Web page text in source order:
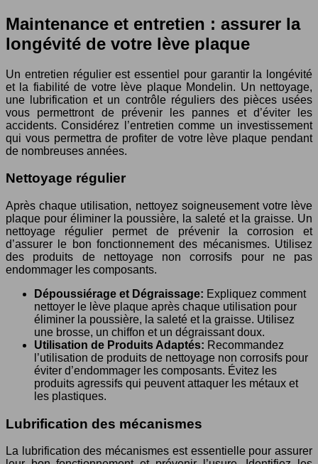
Maintenance et entretien : assurer la
longévité de votre lève plaque
Un entretien régulier est essentiel pour garantir la longévité
et la fiabilité de votre lève plaque Mondelin. Un nettoyage,
une lubrification et un contrôle réguliers des pièces usées
vous permettront de prévenir les pannes et d’éviter les
accidents. Considérez l’entretien comme un investissement
qui vous permettra de profiter de votre lève plaque pendant
de nombreuses années.
Nettoyage régulier
Après chaque utilisation, nettoyez soigneusement votre lève
plaque pour éliminer la poussière, la saleté et la graisse. Un
nettoyage régulier permet de prévenir la corrosion et
d’assurer le bon fonctionnement des mécanismes. Utilisez
des produits de nettoyage non corrosifs pour ne pas
endommager les composants.
Dépoussiérage et Dégraissage: Expliquez comment
nettoyer le lève plaque après chaque utilisation pour
éliminer la poussière, la saleté et la graisse. Utilisez
une brosse, un chiffon et un dégraissant doux.
Utilisation de Produits Adaptés: Recommandez
l’utilisation de produits de nettoyage non corrosifs pour
éviter d’endommager les composants. Évitez les
produits agressifs qui peuvent attaquer les métaux et
les plastiques.
Lubrification des mécanismes
La lubrification des mécanismes est essentielle pour assurer